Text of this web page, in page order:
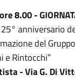
8.00 -
anniversario
del
e Rintocchi”
-Via G. Di